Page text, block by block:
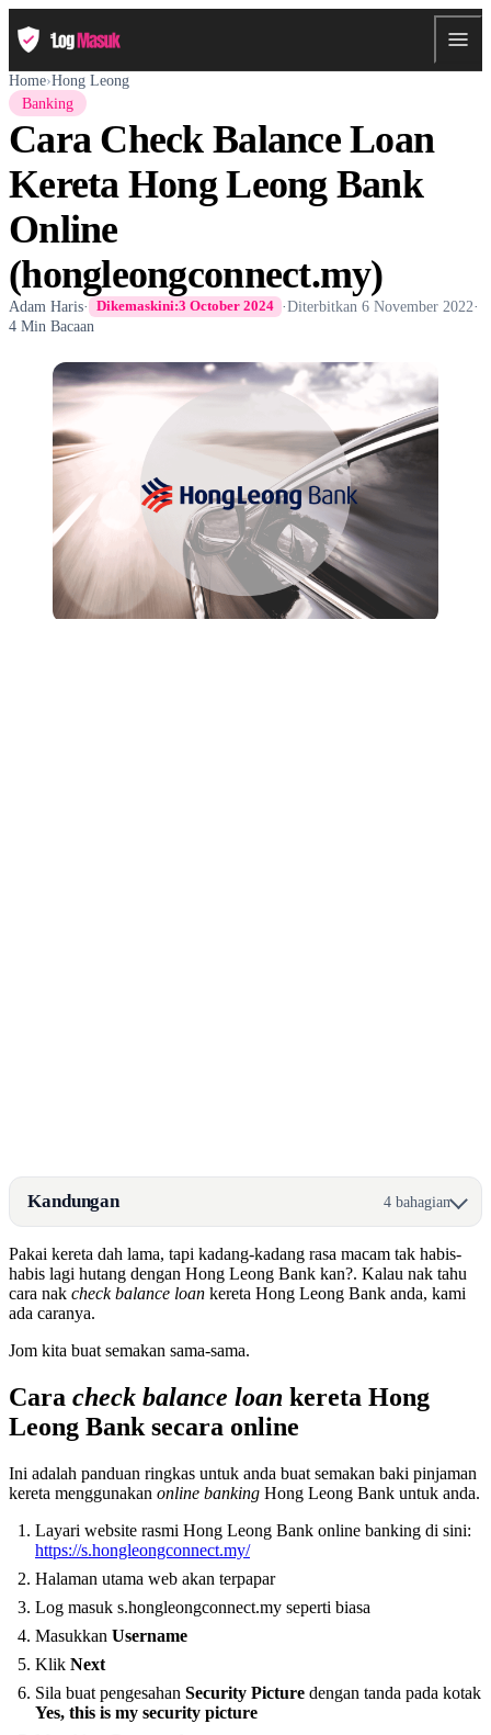
Home›Hong Leong
Banking
Cara Check Balance Loan
Kereta Hong Leong Bank
Online
(hongleongconnect.my)
Adam Haris· Dikemaskini:3 October 2024 ·Diterbitkan6 November 2022·
4 Min Bacaan
Kandungan 4 bahagian
Pakai kereta dah lama, tapi kadang-kadang rasa macam tak habis-
habis lagi hutang dengan Hong Leong Bank kan?. Kalau nak tahu
cara nak check balance loan kereta Hong Leong Bank anda, kami
ada caranya.
Jom kita buat semakan sama-sama.
Cara check balance loan kereta Hong
Leong Bank secara online
Ini adalah panduan ringkas untuk anda buat semakan baki pinjaman
kereta menggunakan online banking Hong Leong Bank untuk anda.
Layari website rasmi Hong Leong Bank online banking di sini:
https://s.hongleongconnect.my/
Halaman utama web akan terpapar
Log masuk s.hongleongconnect.my seperti biasa
Masukkan Username
Klik Next
Sila buat pengesahan Security Picture dengan tanda pada kotak
Yes, this is my security picture